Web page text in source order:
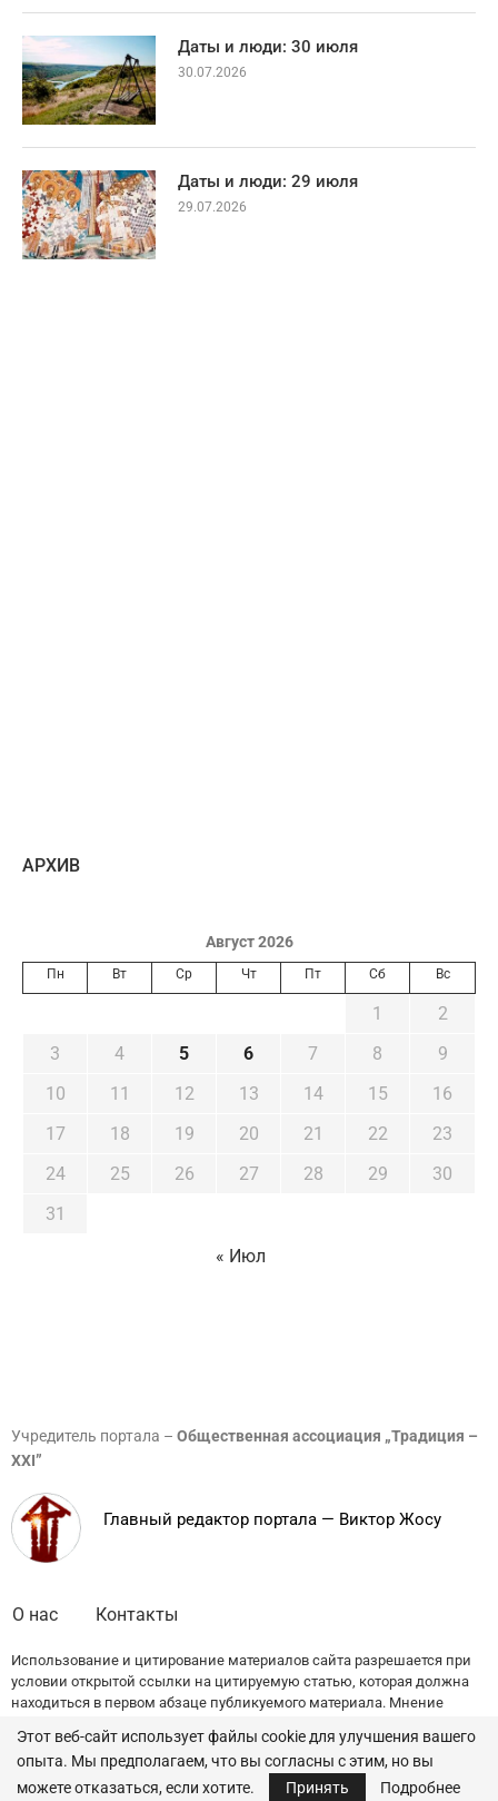
Даты и люди: 30 июля
30.07.2026
Даты и люди: 29 июля
29.07.2026
AРХИВ
Август 2026
Пн Вт Ср Чт Пт Сб Вс
1
2
3
4 5 6 7 8
9
10
11 12 13 14 15
16
17
18 19 20 21 22
23
24
25 26 27 28 29
30
31
« Июл
Учредитель портала – Общественная ассоциация „Традиция –
XXI”
Главный редактор портала — Виктор Жосу
О нас Контакты
Использование и цитирование материалов сайта разрешается при
условии открытой ссылки на цитируемую статью, которая должна
находиться в первом абзаце публикуемого материала. Мнение
© 2022 — All Rights Reserved. Traditia.md
Этот веб-сайт использует файлы cookie для улучшения вашего
опыта. Мы предполагаем, что вы согласны с этим, но вы
можете отказаться, если хотите.
Принять Подробнее